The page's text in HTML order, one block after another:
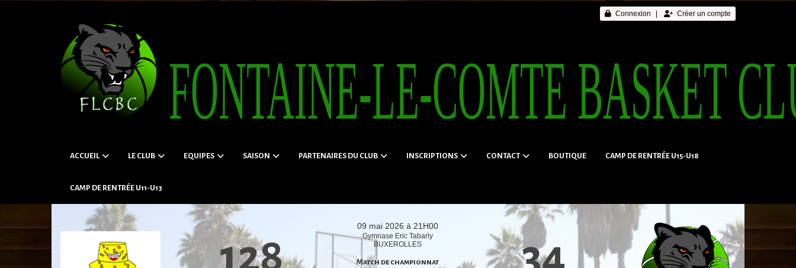
Connexion Créer un compte
ACCUEIL LE CLUB EQUIPES SAISON PARTENAIRES DU CLUB INSCRIPTIONS CONTACT BOUTIQUE CAMP DE RENTRÉE U15-U18
CAMP DE RENTRÉE U11-U13
09 mai 2026 à 21H00
Gymnase Eric Tabarly
BUXEROLLES
Match de championnat
128 34